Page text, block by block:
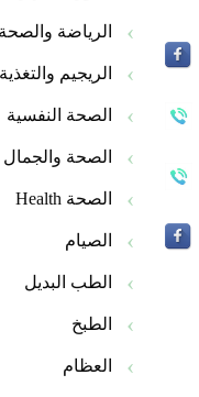
الرياضة والصحة
الريجيم والتغذية
الصحة النفسية
الصحة والجمال
الصحة Health
الصيام
الطب البديل
الطبخ
العظام